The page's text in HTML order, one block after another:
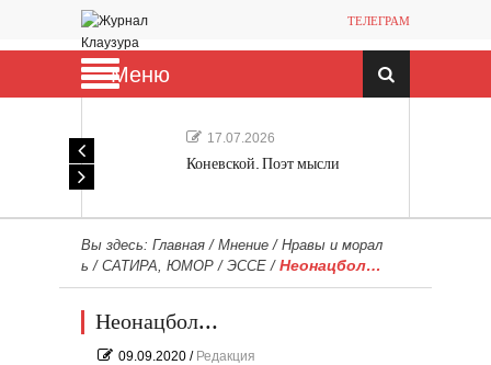
ТЕЛЕГРАМ
Меню
17.07.2026
Коневской. Поэт мысли
Вы здесь: Главная / Мнение / Нравы и морал
ь / САТИРА, ЮМОР / ЭССЕ / Неонацбол…
Неонацбол…
09.09.2020 / Редакция